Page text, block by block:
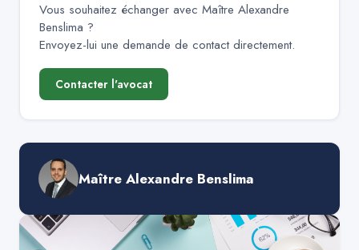
Vous souhaitez échanger avec Maître Alexandre
Benslima ?
Envoyez-lui une demande de contact directement.
Contacter l'avocat
Maître Alexandre Benslima